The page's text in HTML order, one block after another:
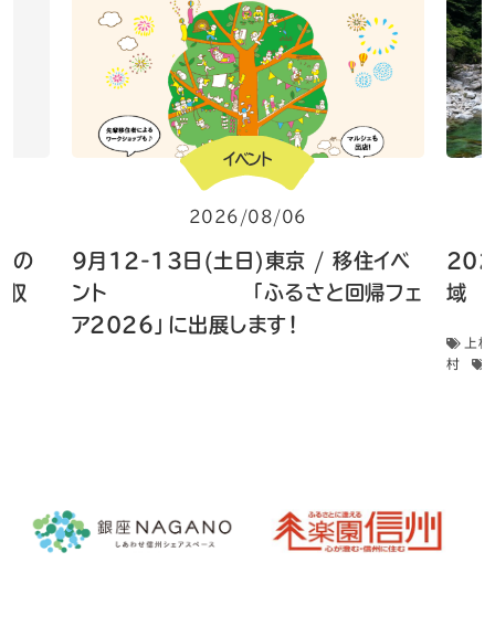
の
収
イベント
2026/08/06
9月12-13日(土日)東京 / 移住イベ
ント 「ふるさと回帰フェ
ア2026」に出展します！
域
上
村